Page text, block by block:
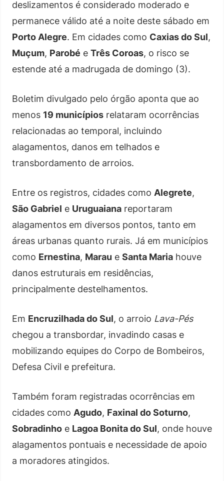
deslizamentos é considerado moderado e
permanece válido até a noite deste sábado em
Porto Alegre. Em cidades como Caxias do Sul,
Muçum, Parobé e Três Coroas, o risco se
estende até a madrugada de domingo (3).
Boletim divulgado pelo órgão aponta que ao
menos 19 municípios relataram ocorrências
relacionadas ao temporal, incluindo
alagamentos, danos em telhados e
transbordamento de arroios.
Entre os registros, cidades como Alegrete,
São Gabriel e Uruguaiana reportaram
alagamentos em diversos pontos, tanto em
áreas urbanas quanto rurais. Já em municípios
como Ernestina, Marau e Santa Maria houve
danos estruturais em residências,
principalmente destelhamentos.
Em Encruzilhada do Sul, o arroio Lava-Pés
chegou a transbordar, invadindo casas e
mobilizando equipes do Corpo de Bombeiros,
Defesa Civil e prefeitura.
Também foram registradas ocorrências em
cidades como Agudo, Faxinal do Soturno,
Sobradinho e Lagoa Bonita do Sul, onde houve
alagamentos pontuais e necessidade de apoio
a moradores atingidos.